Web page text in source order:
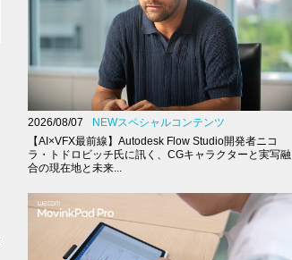
2026/08/07
NEWスペシャルコンテンツ
【AI×VFX最前線】Autodesk Flow Studio開発者ニコ
ラ・トドロビッチ氏に訊く、CGキャラクターと実写融
合の現在地と未来...